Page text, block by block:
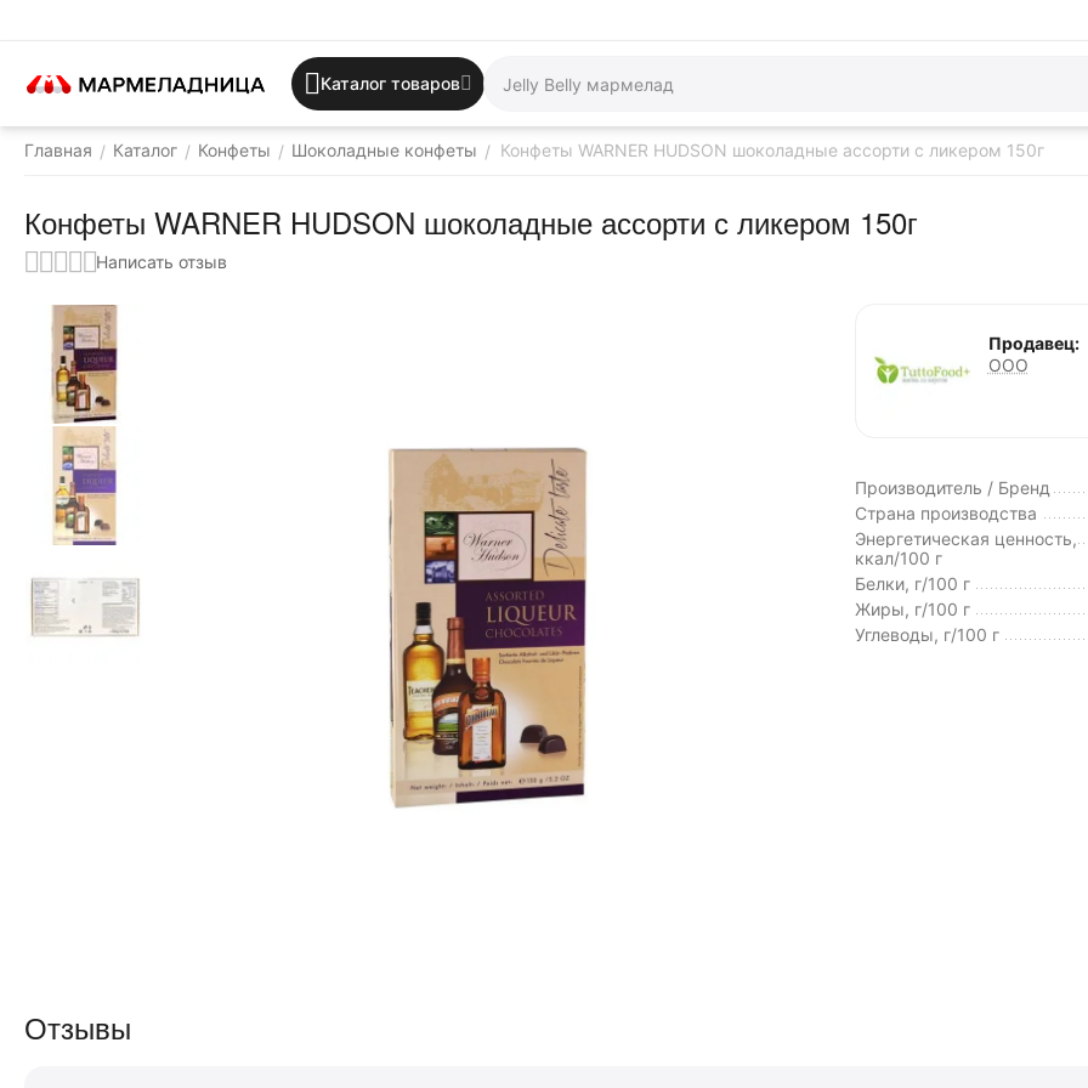
Каталог товаров
Главная / Каталог / Конфеты / Шоколадные конфеты / Конфеты WARNER HUDSON шоколадные ассорти с ликером 150г
Конфеты WARNER HUDSON шоколадные ассорти с ликером 150г
Написать отзыв
Продавец:
ООО
Производитель / Бренд
Страна производства
Энергетическая ценность,
ккал/100 г
Белки, г/100 г
Жиры, г/100 г
Углеводы, г/100 г
Отзывы